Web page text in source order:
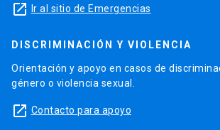
launch Ir al sitio de Emergencias
DISCRIMINACIÓN Y VIOLENCIA
Orientación y apoyo en casos de
género o violencia sexual.
launch Contacto para apoyo